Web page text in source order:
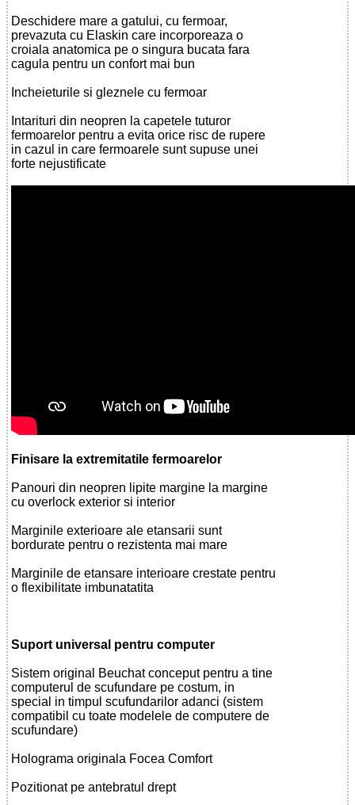
Deschidere mare a gatului, cu fermoar,
prevazuta cu Elaskin care incorporeaza o
croiala anatomica pe o singura bucata fara
cagula pentru un confort mai bun
Incheieturile si gleznele cu fermoar
Intarituri din neopren la capetele tuturor
fermoarelor pentru a evita orice risc de rupere
in cazul in care fermoarele sunt supuse unei
forte nejustificate
Finisare la extremitatile fermoarelor
Panouri din neopren lipite margine la margine
cu overlock exterior si interior
Marginile exterioare ale etansarii sunt
bordurate pentru o rezistenta mai mare
Marginile de etansare interioare crestate pentru
o flexibilitate imbunatatita
Suport universal pentru computer
Sistem original Beuchat conceput pentru a tine
computerul de scufundare pe costum, in
special in timpul scufundarilor adanci (sistem
compatibil cu toate modelele de computere de
scufundare)
Holograma originala Focea Comfort
Pozitionat pe antebratul drept